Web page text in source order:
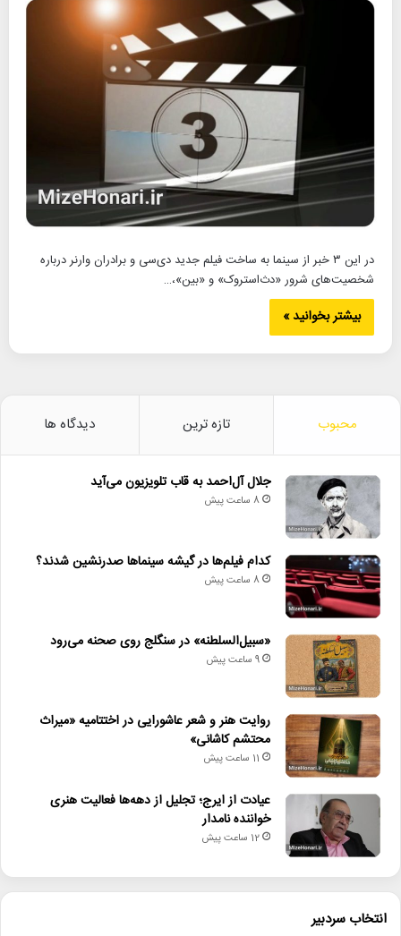
در این ۳ خبر از سینما به ساخت فیلم جدید دی‌سی و برادران وارنر درباره
شخصیت‌های شرور «دث‌استروک» و «بین»،…
بیشتر بخوانید »
محبوب تازه ترین دیدگاه ها
جلال آل‌احمد به قاب تلویزیون می‌آید
8 ساعت پیش
کدام فیلم‌ها در گیشه سینماها صدرنشین شدند؟
8 ساعت پیش
«سبیل‌السلطنه» در سنگلج روی صحنه می‌رود
9 ساعت پیش
روایت هنر و شعر عاشورایی در اختتامیه «میراث
محتشم کاشانی»
11 ساعت پیش
عیادت از ایرج؛ تجلیل از دهه‌ها فعالیت هنری
خواننده نامدار
12 ساعت پیش
انتخاب سردبیر